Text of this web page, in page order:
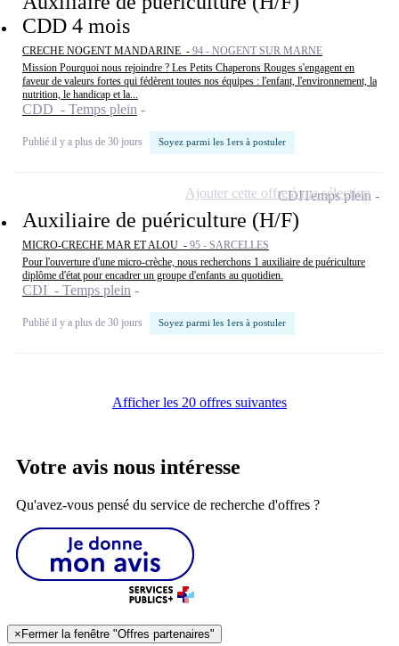
CDD 4 mois
CRECHE NOGENT MANDARINE - 94 - NOGENT SUR MARNE
Mission Pourquoi nous rejoindre ? Les Petits Chaperons Rouges s'engagent en
faveur de valeurs fortes qui fédèrent toutes nos équipes : l'enfant, l'environnement, la
nutrition, le handicap et la...
CDD - Temps plein
Publié il y a plus de 30 jours Soyez parmi les 1ers à postuler
Auxiliaire de puériculture (H/F)
MICRO-CRECHE MAR ET ALOU - 95 - SARCELLES
Pour l'ouverture d'une micro-crèche, nous recherchons 1 auxiliaire de puériculture
diplôme d'état pour encadrer un groupe d'enfants au quotidien.
CDI - Temps plein
Publié il y a plus de 30 jours Soyez parmi les 1ers à postuler
CDITemps plein
Ajouter cette offre à ma sélection
Afficher les 20 offres suivantes
Votre avis nous intéresse
Qu'avez-vous pensé du service de recherche d'offres ?
×Fermer la fenêtre "Offres partenaires"